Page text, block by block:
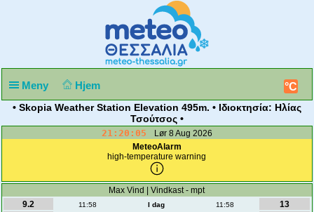
Meny Hjem °C
• Skopia Weather Station Elevation 495m. • Ιδιοκτησία: Ηλίας
Τσούτσος •
21:20:05
Lør 8 Aug 2026
MeteoAlarm
high-temperature warning
Max Vind | Vindkast - mpt
9.2
11:58 I dag 11:58
13